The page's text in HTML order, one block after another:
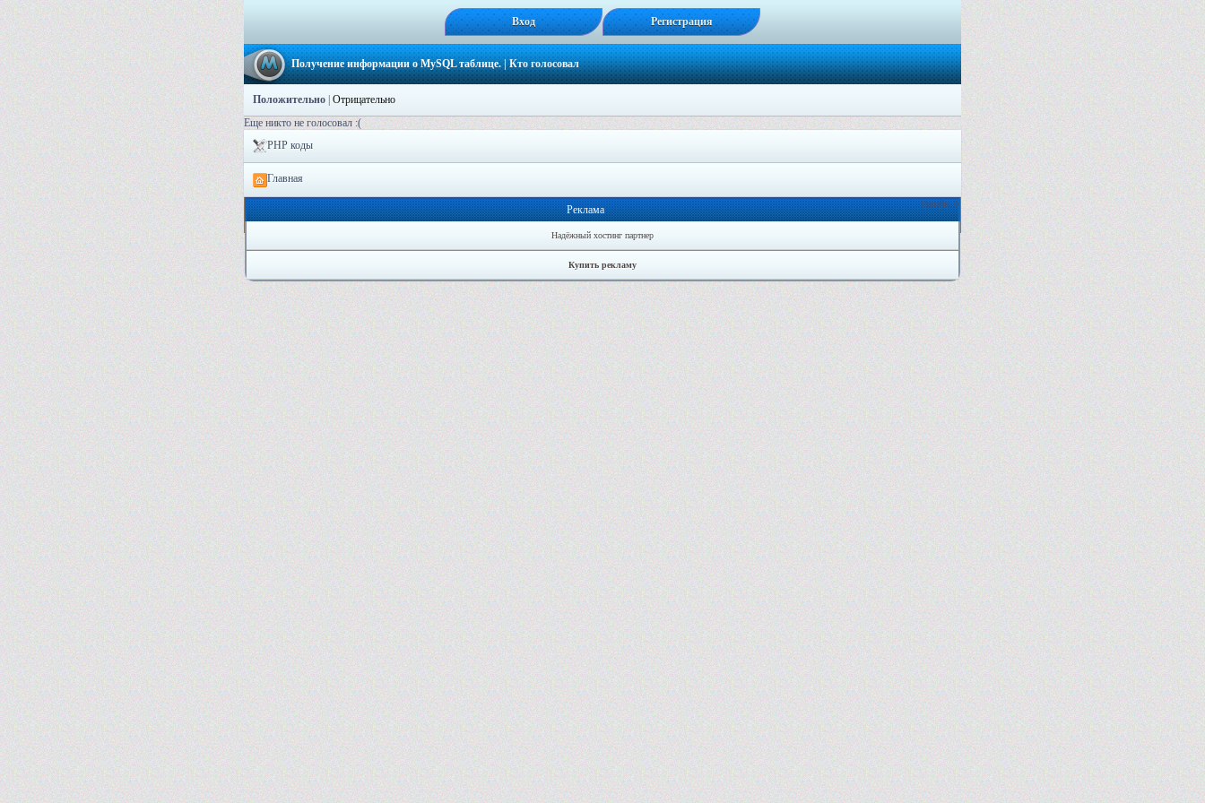
Вход Регистрация
Получение информации о MySQL таблице.| Кто голосовал
Положительно Отрицательно
Еще никто не голосовал :(
PHP коды
Главная
Онлайн: 0
Реклама
Надёжный хостинг партнер
Купить рекламу